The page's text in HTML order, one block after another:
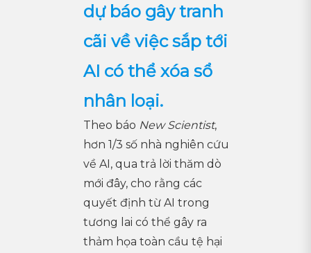
dự báo gây tranh
cãi về việc sắp tới
AI có thể xóa sổ
nhân loại.
Theo báo New Scientist,
hơn 1/3 số nhà nghiên cứu
về AI, qua trả lời thăm dò
mới đây, cho rằng các
quyết định từ AI trong
tương lai có thể gây ra
thảm họa toàn cầu tệ hại